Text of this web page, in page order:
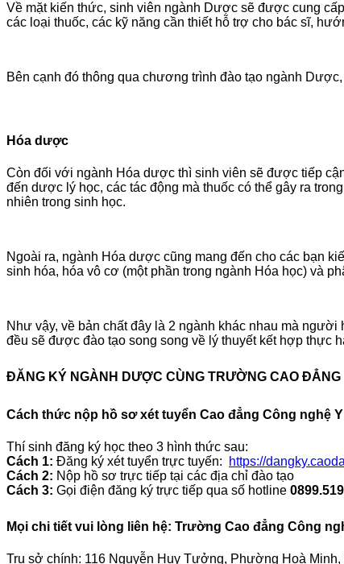
Về mặt kiến thức, sinh viên ngành Dược sẽ được cung
các loại thuốc, các kỹ năng cần thiết hỗ trợ cho bác sĩ,
Bên cạnh đó thông qua chương trình đào tạo ngành
Hóa dược
Còn đối với ngành Hóa dược thì sinh viên sẽ được tiếp
đến dược lý học, các tác động mà thuốc có thể gây ra
nhiên trong sinh học.
Ngoài ra, ngành Hóa dược cũng mang đến cho các bạn
sinh hóa, hóa vô cơ (một phần trong ngành Hóa học) và
Như vậy, về bản chất đây là 2 ngành khác nhau mà
đều sẽ được đào tạo song song về lý thuyết kết hợp thực
ĐĂNG KÝ NGÀNH DƯỢC CÙNG TRƯỜNG CAO ĐẲNG
Cách thức nộp hồ sơ xét tuyển Cao đẳng Công nghệ
Thí sinh đăng ký học theo 3 hình thức sau:
Cách 1: Đăng ký xét tuyển trực tuyến:
https://
Cách 2: Nộp hồ sơ trực tiếp tại các địa chỉ đào tạo
Cách 3: Gọi điện đăng ký trực tiếp qua số hotline
Mọi chi tiết vui lòng liên hệ: Trường Cao đẳng Công
Trụ sở chính: 116 Nguyễn Huy Tưởng, Phường Hoà